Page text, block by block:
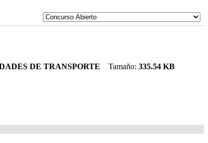
DE TRANSPORTE Tamaño: 335.54 KB